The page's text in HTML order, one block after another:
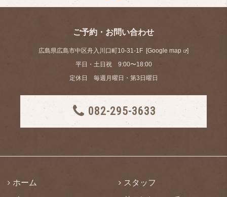
ご予約・お問い合わせ
広島県広島市中区舟入川口町10-31-1F [Google map
]
平日・土日祝 9:00〜18:00
定休日 毎週月曜日・第3日曜日
082-295-3633
ホーム
スタッフ